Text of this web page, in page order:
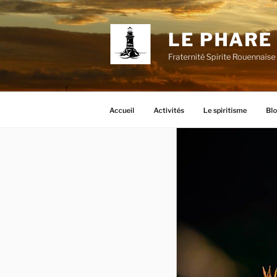
Aller
au
contenu
principal
LE PHARE
Fraternité Spirite Rouennaise
Accueil Activités Le spiritisme